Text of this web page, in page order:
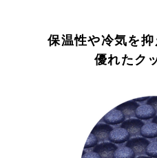
保温性や冷気を
優れたク